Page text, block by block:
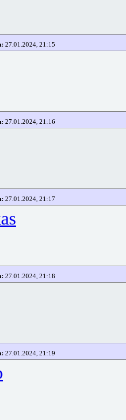
27.01.2024, 21:15
27.01.2024, 21:16
27.01.2024, 21:17
27.01.2024, 21:18
27.01.2024, 21:19